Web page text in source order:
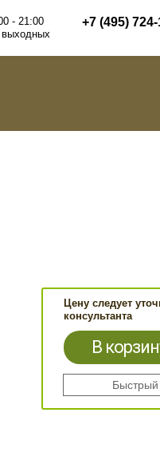
- 21:00
выходных
+7 (495)
Цену следует
консультанта
В
Быстрый